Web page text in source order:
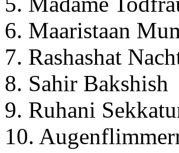
6. Maaristaan
7. Rashashat
8. Sahir Bakshish
9. Ruhani
10.